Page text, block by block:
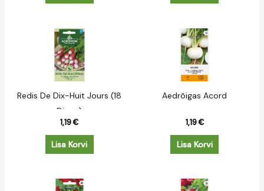
Redis De Dix-Huit Jours (18
Dienu)
1,19€
Lisa Korvi
Aedrõigas Acord
1,19€
Lisa Korvi